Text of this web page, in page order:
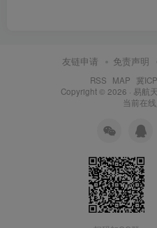
友链申请 免责声明
RSS MAP
冀
Copyright © 2026 · 易航
当前在